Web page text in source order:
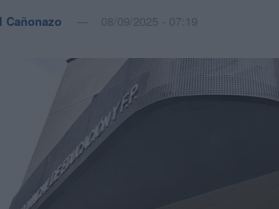
Cañonazo 08/09/2025 - 07:19